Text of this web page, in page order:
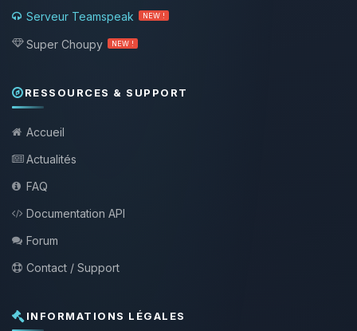
Serveur Teamspeak
NEW !
Super Choupy NEW !
RESSOURCES & SUPPORT
Accueil
Actualités
FAQ
Documentation API
Forum
Contact / Support
INFORMATIONS LÉGALES